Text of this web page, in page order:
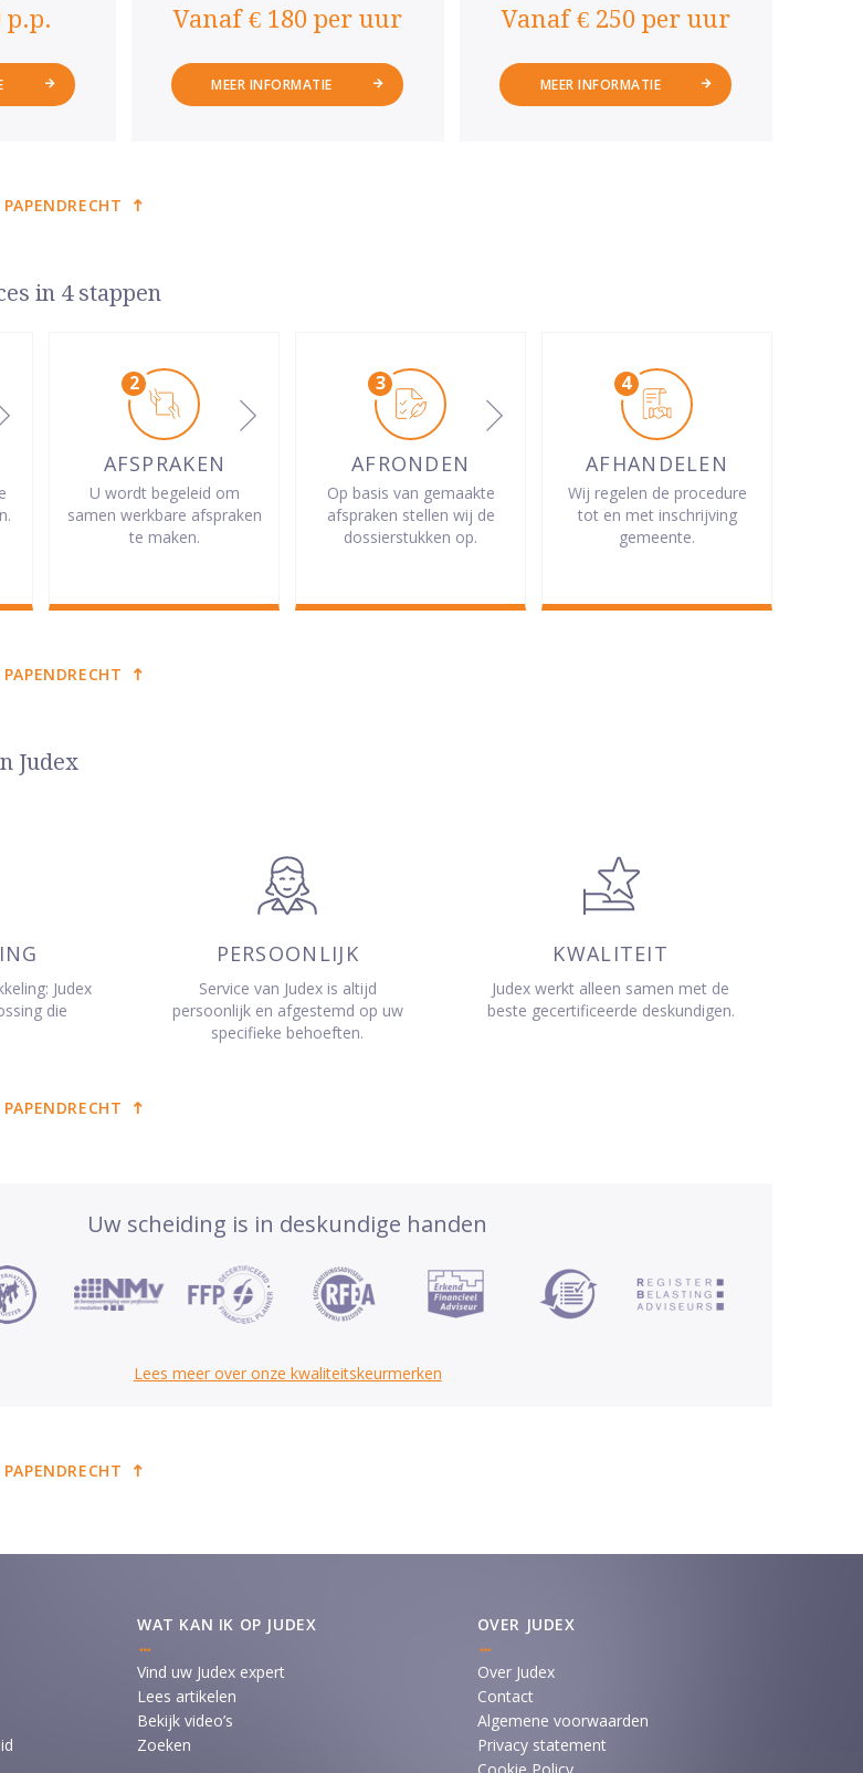
p.p. Vanaf € 180 per uur
MEER INFORMATIE
Vanaf € 250 per uur
MEER INFORMATIE
in 4 stappen
AFSPRAKEN
U wordt begeleid om
samen werkbare afspraken
te maken.
AFRONDEN
Op basis van gemaakte
afspraken stellen wij de
dossierstukken op.
AFHANDELEN
Wij regelen de procedure
tot en met inschrijving
gemeente.
Judex
Judex
die
PERSOONLIJK
Service van Judex is altijd
persoonlijk en afgestemd op uw
specifieke behoeften.
KWALITEIT
Judex werkt alleen samen met de
beste gecertificeerde deskundigen.
Uw scheiding is in deskundige handen
Lees meer over onze kwaliteitskeurmerken
WAT KAN IK OP JUDEX
Vind uw Judex expert
Lees artikelen
Bekijk video’s
Zoeken
OVER JUDEX
Over Judex
Contact
Algemene voorwaarden
Privacy statement